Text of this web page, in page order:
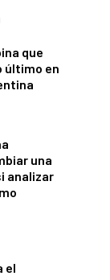
que
último en
una
analizar
el